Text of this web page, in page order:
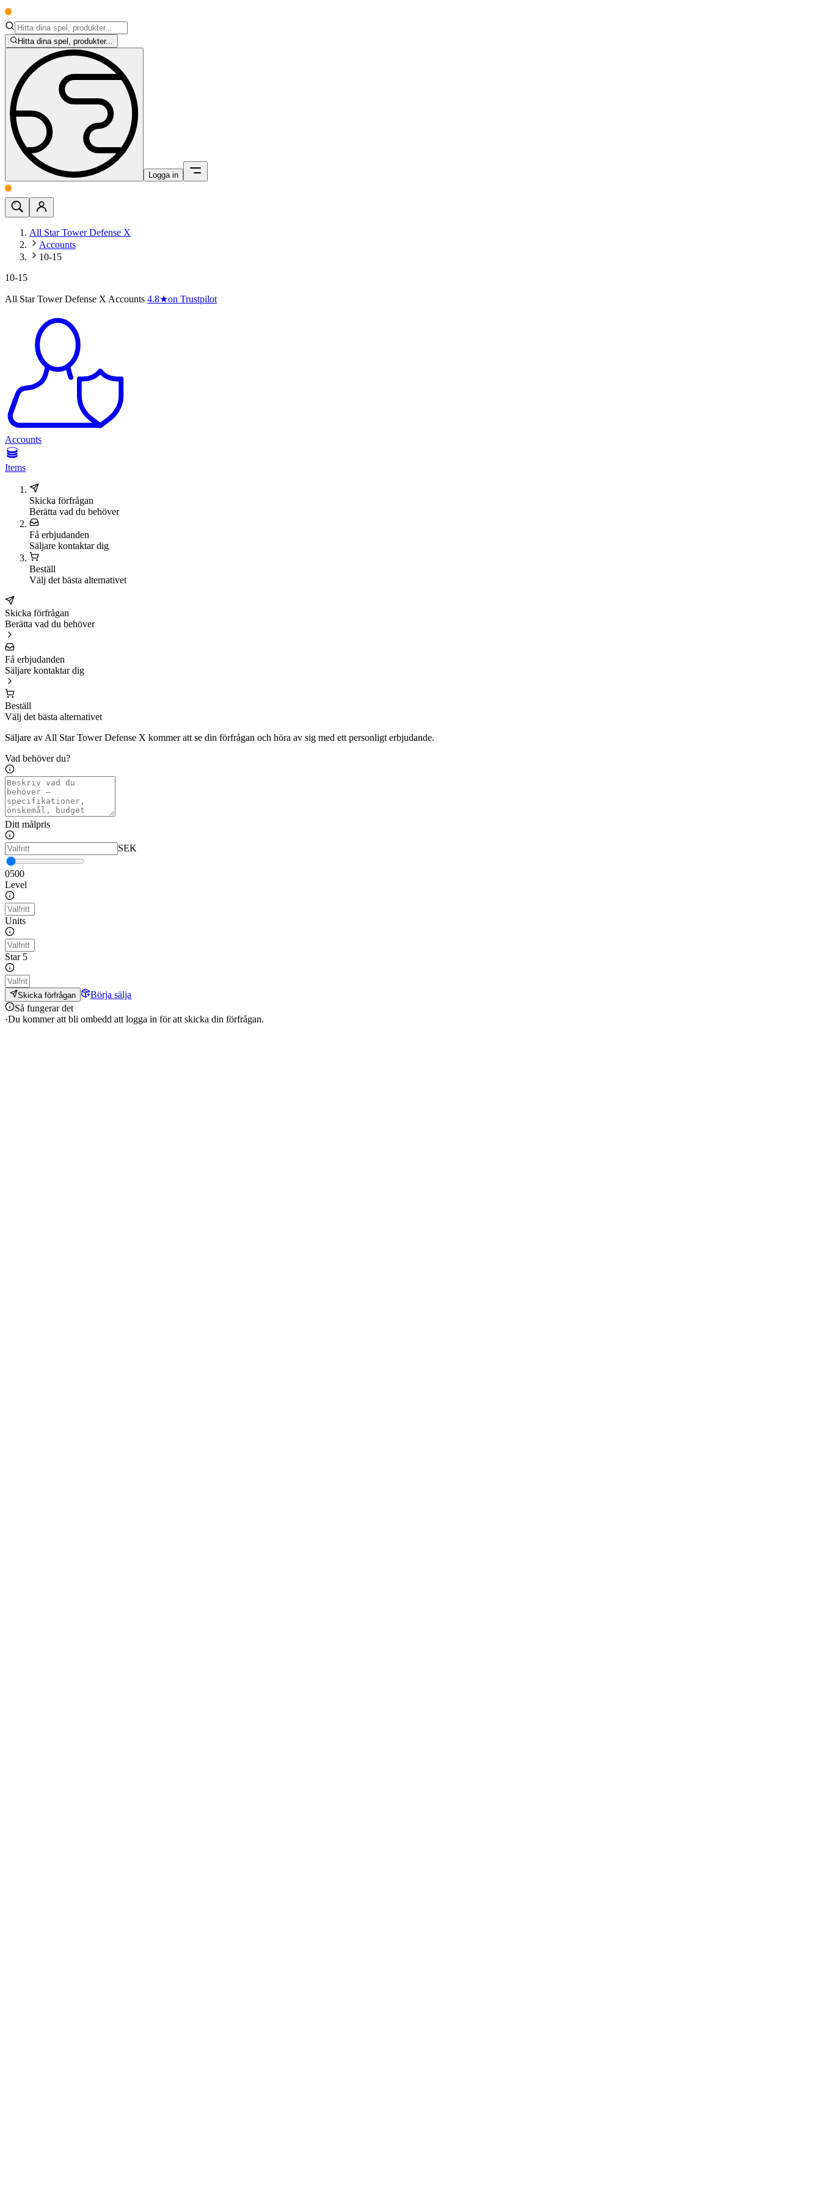
Hitta dina spel, produkter...
Logga in
All Star Tower Defense X
Accounts
10-15
10-15
All Star Tower Defense X Accounts 4.8★on Trustpilot
Accounts
Items
Skicka förfrågan
Berätta vad du behöver
Få erbjudanden
Säljare kontaktar dig
Beställ
Välj det bästa alternativet
Skicka förfrågan
Berätta vad du behöver
Få erbjudanden
Säljare kontaktar dig
Beställ
Välj det bästa alternativet
Säljare av All Star Tower Defense X kommer att se din förfrågan och höra av sig med ett personligt erbjudande.
Vad behöver du?
Ditt målpris
SEK
0500
Level
Units
Star 5
Skicka förfrågan
Börja sälja
Så fungerar det
·Du kommer att bli ombedd att logga in för att skicka din förfrågan.